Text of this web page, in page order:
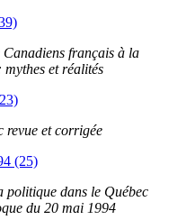
français à la
et réalités
revue et corrigée
(25)
politique dans le Québec
du 20 mai 1994